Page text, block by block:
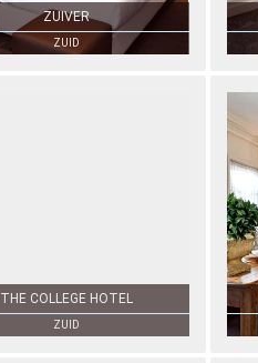
ZUIVER
ZUID
THE COLLEGE HOTEL
ZUID